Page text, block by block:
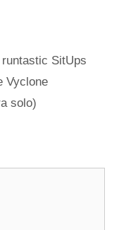
SitUps
Vyclone
solo)